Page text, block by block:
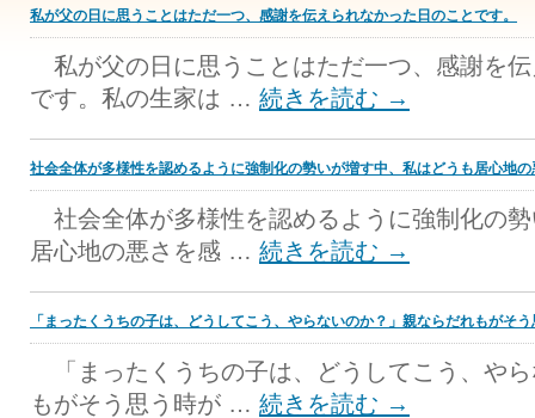
私が父の日に思うことはただ一つ、感謝を伝えられなかった日のことです。
私が父の日に思うことはただ一つ、感謝を
です。私の生家は … 続きを読む →
社会全体が多様性を認めるように強制化の勢いが増す中、私はどうも居心地
社会全体が多様性を認めるように強制化の
居心地の悪さを感 … 続きを読む →
「まったくうちの子は、どうしてこう、やらないのか？」親ならだれもがそ
「まったくうちの子は、どうしてこう、や
もがそう思う時が … 続きを読む →